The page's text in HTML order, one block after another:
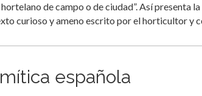
de campo o de ciudad”. Así presenta
curioso y ameno escrito por el horticultor y
española